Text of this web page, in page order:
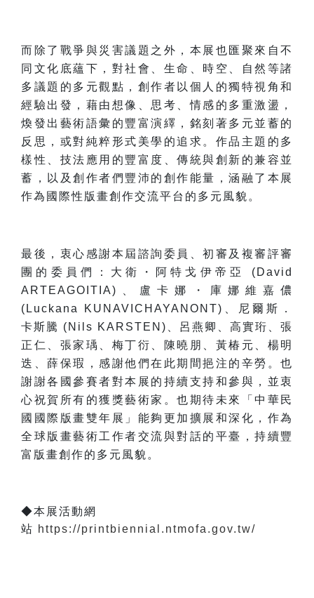
而除了戰爭與災害議題之外，本展也匯聚來自不
同文化底蘊下，對社會、生命、時空、自然等諸
多議題的多元觀點，創作者以個人的獨特視角和
經驗出發，藉由想像、思考、情感的多重激盪，
煥發出藝術語彙的豐富演繹，銘刻著多元並蓄的
反思 ，或對純粹形式美學的追求。作品主題的多
樣性、技法應用的豐富度、傳統與創新的兼容並
蓄，以及創作者們豐沛的創作能量， 涵融 了本展
作為國際性版畫創作交流平台的多元風貌。
最後，衷心感謝本屆諮詢委員、初審及複審評審
團的委員們：大衛・
阿特戈伊帝亞 (David
ARTEAGOITIA)
、盧卡娜・ 庫娜維嘉儂
(Luckana KUNAVICHAYANONT)
、尼爾斯．
卡斯騰 (Nils KARSTEN)
、呂燕卿、高實珩、張
正仁、張家瑀、梅丁衍、陳曉朋、黃椿元、楊明
迭、薛保瑕，感謝他們在此期間挹注的辛勞。也
謝謝各國參賽者對本展的持續支持和參與，並衷
心祝賀所有的獲獎藝術家。也期待未來「中華民
國國際版畫雙年展」能夠更加擴展和深化，作為
全球版畫藝術工作者交流與對話的平臺，持續豐
富版畫創作的多元風貌。
◆本展活動網
站 https://printbiennial.ntmofa.gov.tw/